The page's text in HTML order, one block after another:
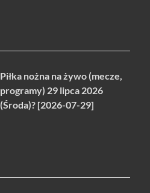
Piłka nożna na żywo (mecze,
programy) 29 lipca 2026
(Środa)? [2026-07-29]